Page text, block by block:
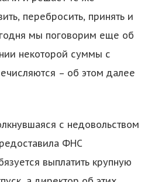
перебросить, принять и
мы поговорим еще об
некоторой суммы с
– об этом далее
с недовольством
ФНС
выплатить крупную